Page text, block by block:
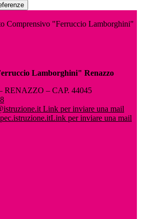
Comprensivo "Ferruccio Lamborghini"
Lamborghini" Renazzo
RENAZZO – CAP. 44045
Link per inviare una mail
Link per inviare una mail